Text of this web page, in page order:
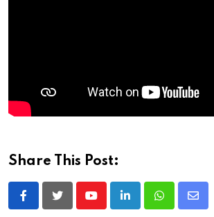
Share This Post:
YoutubeLinkedInWhatsappShare